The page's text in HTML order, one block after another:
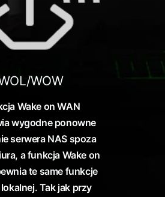
WOW
Wake on WAN
wygodne ponowne
serwera NAS spoza
a funkcja Wake on
te same funkcje
Tak jak przy